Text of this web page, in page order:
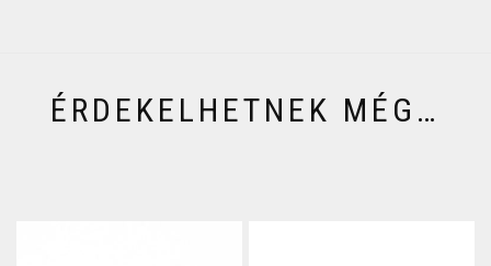
ÉRDEKELHETNEK MÉG…